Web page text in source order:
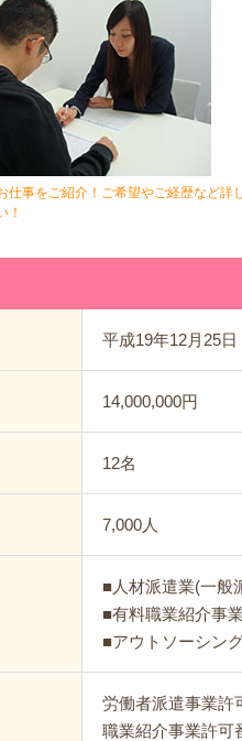
仕事をご紹介！ご希望やご経歴など詳
！
平成19年12月25日
14,000,000円
12名
7,000人
■人材派遣業(一般
■有料職業紹介事業
■アウトソーシン
労働者派遣事業許
職業紹介事業許可